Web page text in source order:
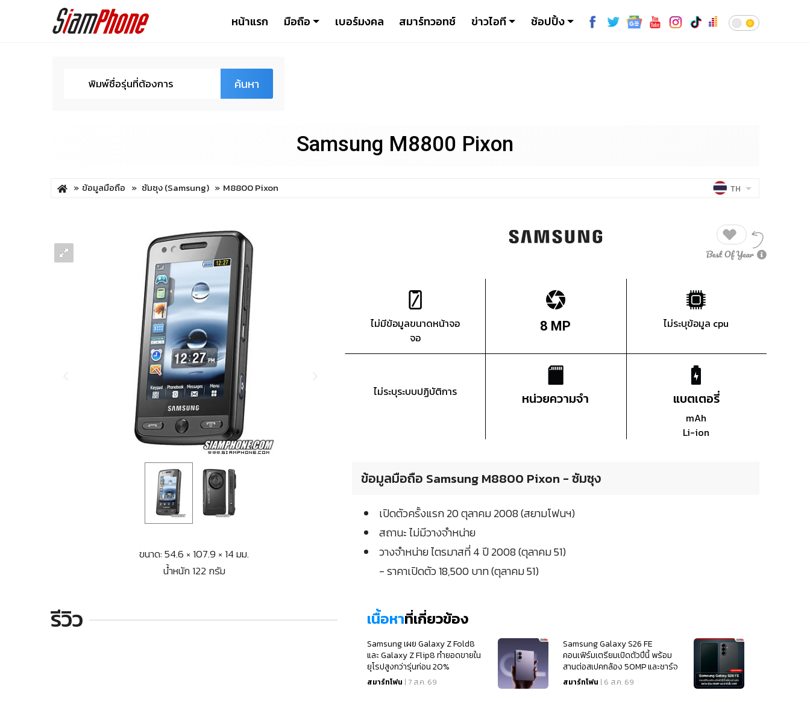
หน้าแรก มือถือ เบอร์มงคล สมาร์ทวอทช์ ข่าวไอที ช้อปปิ้ง
ค้นหา
Samsung M8800 Pixon
ข้อมูลมือถือ ซัมซุง (Samsung) M8800 Pixon TH
ขนาด: 54.6 × 107.9 × 14 มม.
น้ำหนัก 122 กรัม
รีวิว
ไม่มีข้อมูลขนาดหน้าจอ
จอ
8 MP ไม่ระบุข้อมูล cpu
ไม่ระบุระบบปฏิบัติการ หน่วยความจำ แบตเตอรี่
mAh
Li-ion
ข้อมูลมือถือ Samsung M8800 Pixon - ซัมซุง
เปิดตัวครั้งแรก 20 ตุลาคม 2008 (สยามโฟนฯ)
สถานะ ไม่มีวางจำหน่าย
วางจำหน่าย ไตรมาสที่ 4 ปี 2008 (ตุลาคม 51)
- ราคาเปิดตัว 18,500 บาท (ตุลาคม 51)
เนื้อหาที่เกี่ยวข้อง
Samsung เผย Galaxy Z Fold8
และ Galaxy Z Flip8 ทำยอดขายใน
ยุโรปสูงกว่ารุ่นก่อน 20%
สมาร์ทโฟน | 7 ส.ค. 69
Samsung Galaxy S26 FE
คอนเฟิร์มเตรียมเปิดตัวปีนี้ พร้อม
สานต่อสเปคกล้อง 50MP และชาร์จ
ไว 45W
สมาร์ทโฟน | 6 ส.ค. 69